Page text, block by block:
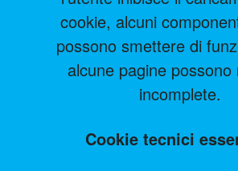
cookie, alcuni
possono smettere di
alcune pagine possono
incomplete.
Cookie tecnici